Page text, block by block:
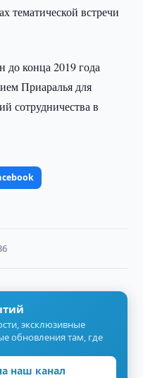
тематической встречи
до конца 2019 года
Приаралья для
сотрудничества в
эксклюзивные
обновления там, где
наш канал